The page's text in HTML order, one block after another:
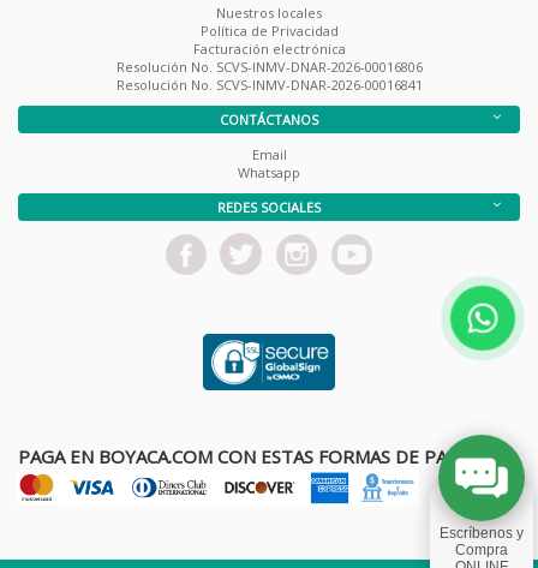
Nuestros locales
Política de Privacidad
Facturación electrónica
Resolución No. SCVS-INMV-DNAR-2026-00016806
Resolución No. SCVS-INMV-DNAR-2026-00016841
CONTÁCTANOS
Email
Whatsapp
REDES SOCIALES
PAGA EN BOYACA.COM CON ESTAS FORMAS DE PAGO